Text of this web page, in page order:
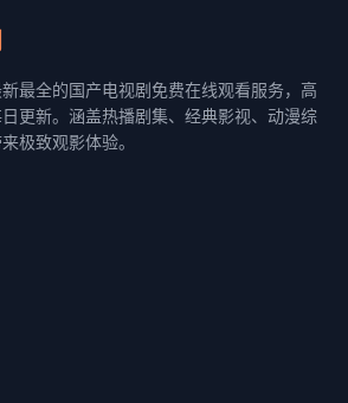
最全的国产电视剧免费在线观看服务，高
更新。涵盖热播剧集、经典影视、动漫综
极致观影体验。